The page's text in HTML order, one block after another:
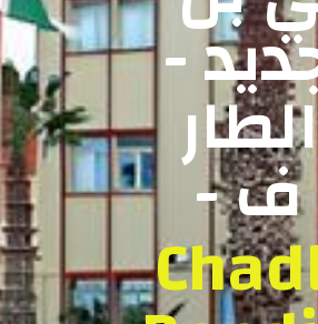
-
الطار
ف -